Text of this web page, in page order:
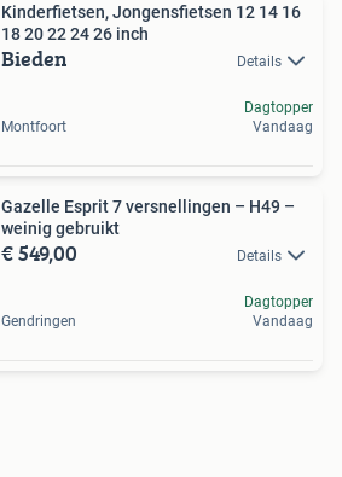
Kinderfietsen, Jongensfietsen 12 14 16
18 20 22 24 26 inch
Bieden Details
Montfoort
Dagtopper
Vandaag
Gazelle Esprit 7 versnellingen – H49 –
weinig gebruikt
€ 549,00 Details
Gendringen
Dagtopper
Vandaag